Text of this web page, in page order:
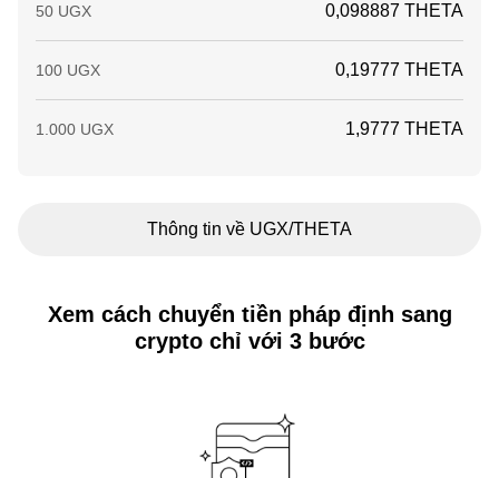
50 UGX 0,098887 THETA
100 UGX 0,19777 THETA
1.000 UGX 1,9777 THETA
Thông tin về UGX/THETA
Xem cách chuyển tiền pháp định sang
crypto chỉ với 3 bước